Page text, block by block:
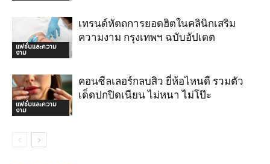
แฟชั่นและความ
งาม
เทรนด์หัตถการยอดฮิตในคลินิกเสริม
ความงาม กรุงเทพฯ ฉบับอัปเดต
แฟชั่นและความ
งาม
คอนซีลเลอร์กลบสิว ยี่ห้อไหนดี รวมตัว
เด็ดปกปิดเนียน ไม่หนา ไม่โป๊ะ